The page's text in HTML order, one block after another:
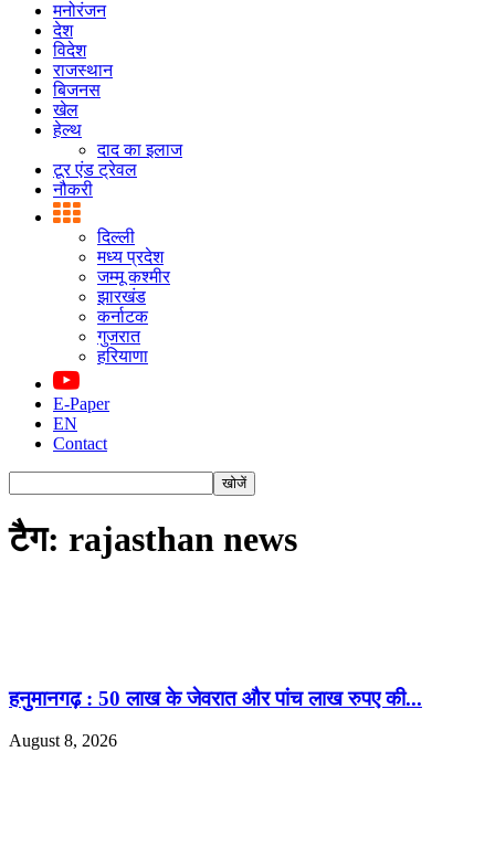
मनोरंजन
देश
विदेश
राजस्थान
बिजनस
खेल
हेल्थ
दाद का इलाज
टूर एंड ट्रेवल
नौकरी
दिल्ली
मध्य प्रदेश
जम्मू कश्मीर
झारखंड
कर्नाटक
गुजरात
हरियाणा
E-Paper
EN
Contact
टैग: rajasthan news
हनुमानगढ़ : 50 लाख के जेवरात और पांच लाख रुपए की...
August 8, 2026